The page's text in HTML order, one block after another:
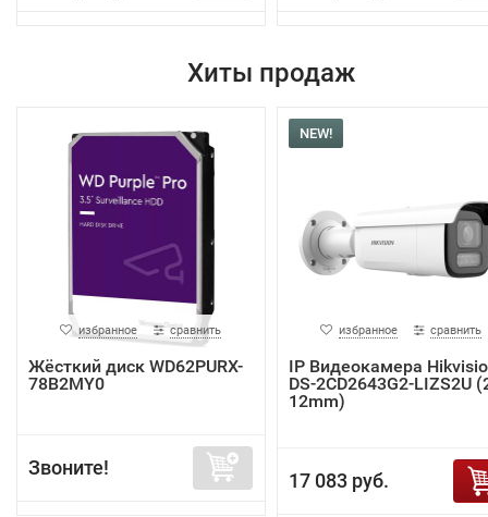
Хиты продаж
избранное сравнить
Жёсткий диск WD62PURX-
78B2MY0
Звоните!
NEW!
избранное сравнить
IP Видеокамера
DS-2CD2643G2-LIZS2U
12mm)
17 083 руб.